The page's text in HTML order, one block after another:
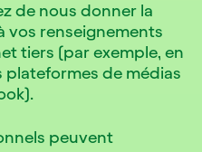
de nous donner la
vos renseignements
tiers (par exemple, en
de médias
peuvent